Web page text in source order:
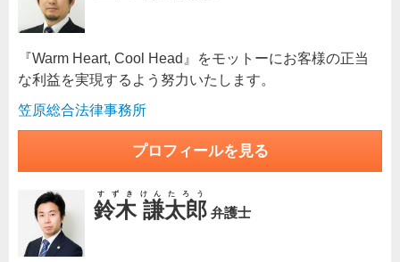
『Warm Heart, Cool Head』をモットーにお客様の正当
な利益を実現するよう努力いたします。
笠原総合法律事務所
プロフィールを見る
鈴木 謙太郎
すずきけんたろう
弁護士